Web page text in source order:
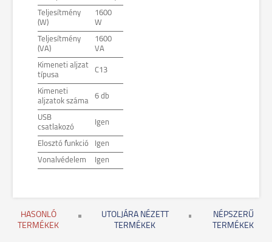
Teljesítmény
(W)
1600
W
Teljesítmény
(VA)
1600
VA
Kimeneti aljzat
típusa
C13
Kimeneti
aljzatok száma
6 db
USB
csatlakozó
Igen
Elosztó funkció Igen
Vonalvédelem Igen
HASONLÓ
TERMÉKEK
UTOLJÁRA NÉZETT
TERMÉKEK
NÉPSZERŰ
TERMÉKEK